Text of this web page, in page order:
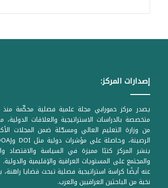
إصدارات المركز:
متخصصة بالدراسات الاستراتيجية والعلاقات الدولية،
من وزارة التعليم العالي ومسجّلة ضمن المجلات
ينشر المركز كتبًا مميزة في السياسة والاقتصاد
والمجتمع على المستويات العراقية والإقليمية
عنه أيضًا كراسة استراتيجية فصلية تبحث قضايا راهنة،
نخبة من الباحثين العراقيين والعرب.